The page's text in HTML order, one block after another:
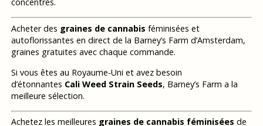
concentrés.
Acheter des graines de cannabis féminisées et
autoflorissantes en direct de la Barney’s Farm d’Amsterdam,
graines gratuites avec chaque commande.
Si vous êtes au Royaume-Uni et avez besoin
d’étonnantes Cali Weed Strain Seeds, Barney’s Farm a la
meilleure sélection.
Achetez les meilleures graines de cannabis féminisées de